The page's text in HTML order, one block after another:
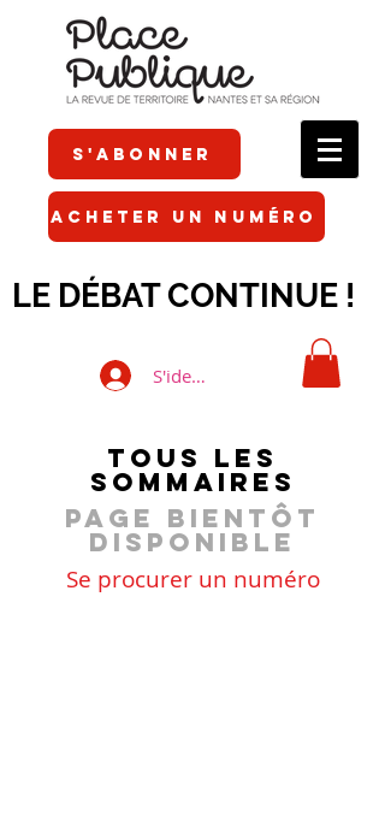
S'ABONNER
ACHETER UN NUMÉRO
LE DÉBAT CONTINUE !
S'identifier
tous les
sommaires
Page bientôt
disponible
Se procurer un numéro